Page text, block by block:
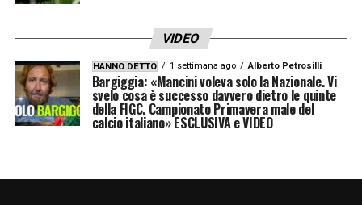
significa sempre prendere tanti gol. Nel
modo di difendere non abbiamo ancora
consolidato tutto. Non possiamo subire gol
ogni volta che sbagliamo. I ragazzi sanno
VIDEO
HANNO DETTO 1 settimana ago Alberto Petrosilli
Bargiggia: «Mancini voleva solo la Nazionale. Vi
svelo cosa è successo davvero dietro le quinte
della FIGC. Campionato Primavera male del
calcio italiano» ESCLUSIVA e VIDEO